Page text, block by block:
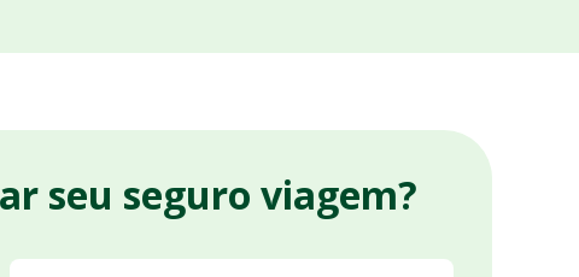
seu seguro viagem?